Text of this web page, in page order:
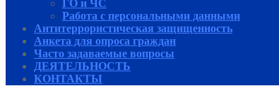
ГО и ЧС
Работа с персональными данными
Антитеррористическая защищенность
Анкета для опроса граждан
Часто задаваемые вопросы
ДЕЯТЕЛЬНОСТЬ
КОНТАКТЫ